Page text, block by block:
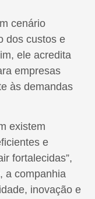
cenário
dos custos e
ele acredita
empresas
às demandas
existem
e
fortalecidas”,
a companhia
inovação e